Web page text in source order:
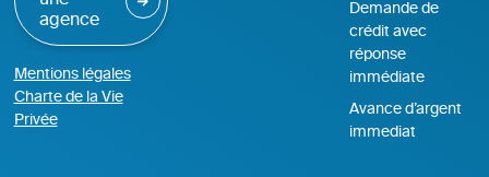
agence
Mentions légales
Charte de la Vie
Privée
Demande de
crédit avec
réponse
immédiate
Avance d’argent
immediat